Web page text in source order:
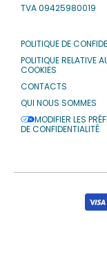
TVA 09425980019
POLITIQUE DE
POLITIQUE RELATIVE
COOKIES
CONTACTS
QUI NOUS SOMMES
MODIFIER LES
DE CONFIDENTIALITÉ